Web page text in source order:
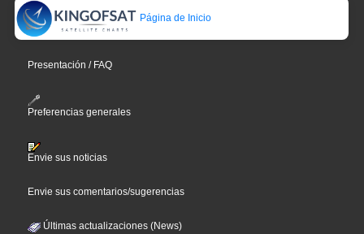
Página de Inicio
Presentación / FAQ
Preferencias generales
Envie sus noticias
Envie sus comentarios/sugerencias
Últimas actualizaciones (News)